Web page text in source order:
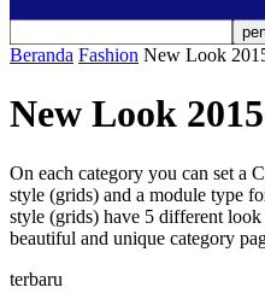
Beranda Fashion New Look
New Look 2015
On each category you can set a
style (grids) and a module type
style (grids) have 5 different
beautiful and unique category
terbaru